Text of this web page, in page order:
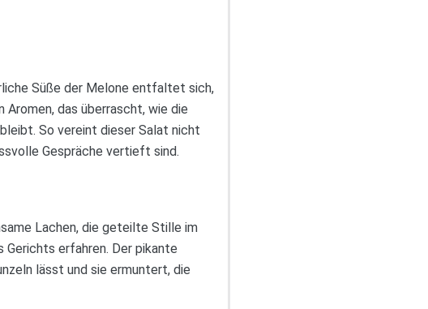
Süße der Melone entfaltet sich,
das überrascht, wie die
So vereint dieser Salat nicht
Gespräche vertieft sind.
Lachen, die geteilte Stille im
Gerichts erfahren. Der pikante
lässt und sie ermuntert, die